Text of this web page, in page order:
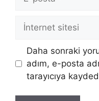
posta
İnternet
sitesi
Daha sonraki
adım, e-posta
tarayıcıya